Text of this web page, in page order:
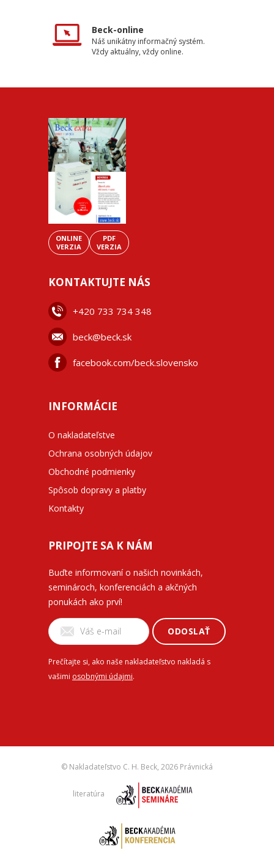
Beck-online
Náš unikátny informačný systém.
Vždy aktuálny, vždy online.
ONLINE
VERZIA
PDF
VERZIA
KONTAKTUJTE NÁS
+420 733 734 348
beck@beck.sk
facebook.com/beck.slovensko
INFORMÁCIE
O nakladateľstve
Ochrana osobných údajov
Obchodné podmienky
Spôsob dopravy a platby
Kontakty
PRIPOJTE SA K NÁM
Buďte informovaní o našich novinkách,
seminároch, konferenciách a akčných
ponukách ako prví!
ODOSLAŤ
Prečítajte si, ako naše nakladateľstvo nakladá s
vašimi osobnými údajmi.
© Nakladateľstvo C. H. Beck, 2026 Právnická
literatúra